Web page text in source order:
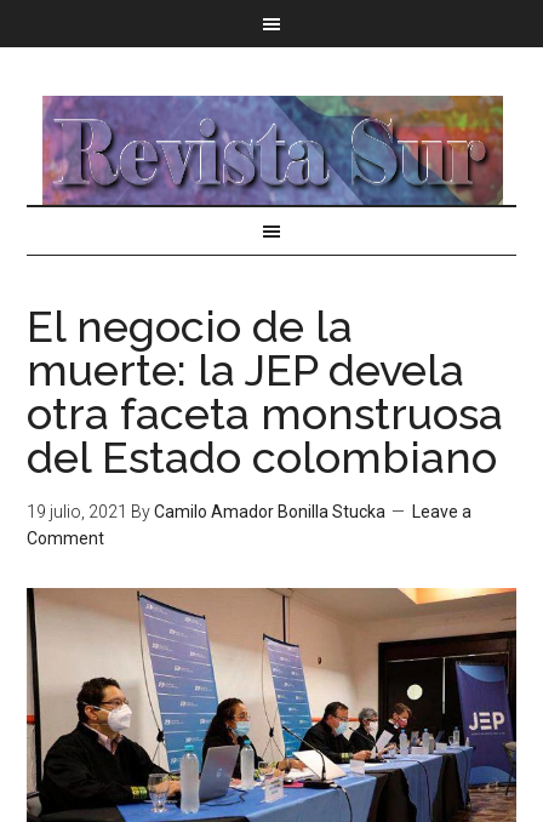
El negocio de la
muerte: la JEP devela
otra faceta monstruosa
del Estado colombiano
19 julio, 2021 ByCamilo Amador Bonilla Stucka
Leave a
Comment